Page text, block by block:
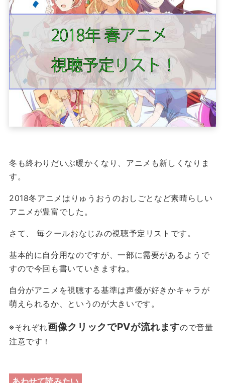
冬も終わりだいぶ暖かくなり、アニメも新しくなりま
す。
2018冬アニメはりゅうおうのおしごとなど素晴らしい
アニメが豊富でした。
さて、 毎クールおなじみの視聴予定リストです。
基本的に自分用なのですが、一部に需要があるようで
すので今回も書いていきますね。
自分がアニメを視聴する基準は声優が好きかキャラが
萌えられるか、というのが大きいです。
※それぞれ画像クリックでPVが流れますので音量
注意です！